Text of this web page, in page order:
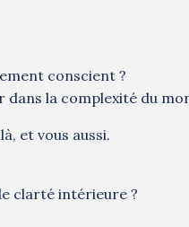
conscient ?
la complexité du
et vous aussi.
clarté intérieure ?